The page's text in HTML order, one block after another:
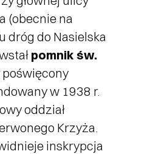
(obecnie na
dróg do Nasielska
pomnik św.
poświęcony
w 1938 r.
oddział
Krzyża.
inskrypcja